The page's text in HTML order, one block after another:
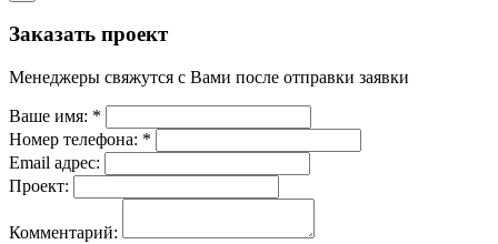
Заказать проект
Менеджеры свяжутся с Вами после отправки заявки
Ваше имя: *
Номер телефона: *
Email адрес:
Проект:
Комментарий: